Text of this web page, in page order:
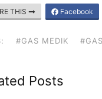
THIS Facebook
#GAS MEDIK
Posts